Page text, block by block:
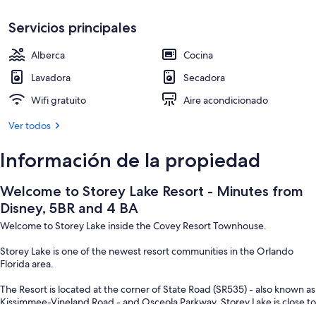
BA
Servicios principales
Alberca
Cocina
Lavadora
Secadora
Wifi gratuito
Aire acondicionado
Ver todos
Información de la propiedad
Welcome to Storey Lake Resort - Minutes from
Disney, 5BR and 4 BA
Welcome to Storey Lake inside the Covey Resort Townhouse.
Storey Lake is one of the newest resort communities in the Orlando
Florida area.
The Resort is located at the corner of State Road (SR535) - also known as
Kissimmee-Vineland Road - and Osceola Parkway. Storey Lake is close to